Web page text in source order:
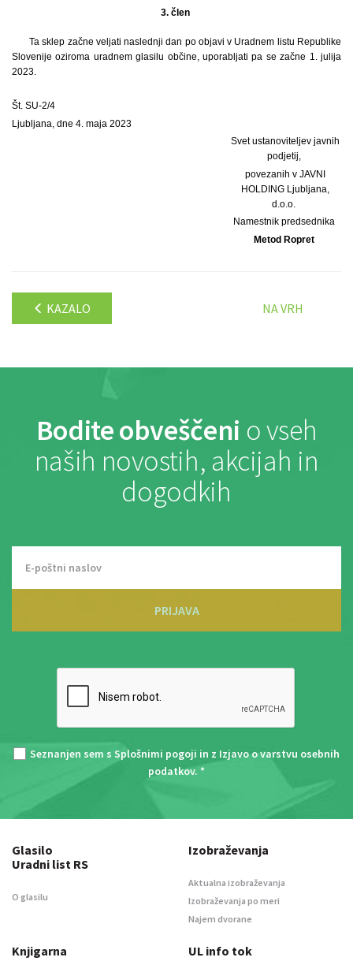
3. člen
Ta sklep začne veljati naslednji dan po objavi v Uradnem listu Republike
Slovenije oziroma uradnem glasilu občine, uporabljati pa se začne 1. julija
2023.
Št. SU-2/4
Ljubljana, dne 4. maja 2023
Svet ustanoviteljev javnih
podjetij,
povezanih v JAVNI
HOLDING Ljubljana,
d.o.o.
Namestnik predsednika
Metod Ropret
KAZALO NA VRH
Bodite obveščeni o vseh
naših novostih, akcijah in
dogodkih
PRIJAVA
Seznanjen sem s Splošnimi pogoji in z Izjavo o varstvu osebnih
podatkov. *
Glasilo
Uradni list RS
O glasilu
Izobraževanja
Aktualna izobraževanja
Izobraževanja po meri
Najem dvorane
Knjigarna UL info tok